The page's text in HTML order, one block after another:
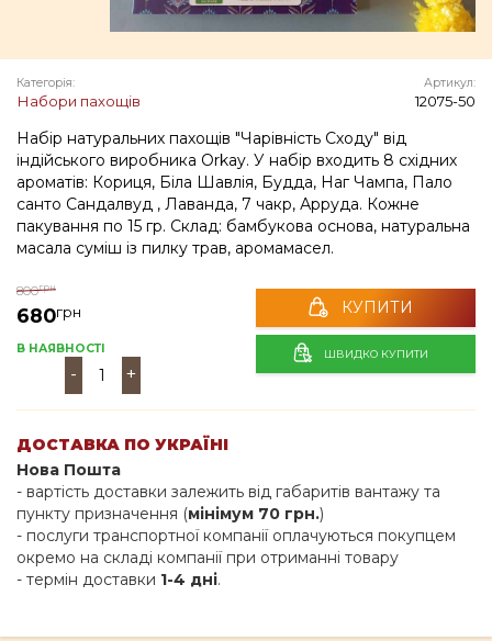
Категорія:
Набори пахощів
Артикул:
12075-50
Набір натуральних пахощів "Чарівність Сходу" від
індійського виробника Orkay. У набір входить 8 східних
ароматів: Кориця, Біла Шавлія, Будда, Наг Чампа, Пало
санто Сандалвуд , Лаванда, 7 чакр, Арруда. Кожне
пакування по 15 гр. Склад: бамбукова основа, натуральна
масала суміш із пилку трав, аромамасел.
800грн
680грн
В НАЯВНОСТІ
- +
КУПИТИ
ШВИДКО КУПИТИ
ДОСТАВКА ПО УКРАЇНІ
Нова Пошта
- вартість доставки залежить від габаритів вантажу та
пункту призначення (мінімум 70 грн.)
- послуги транспортної компанії оплачуються покупцем
окремо на складі компанії при отриманні товару
- термін доставки 1-4 дні.